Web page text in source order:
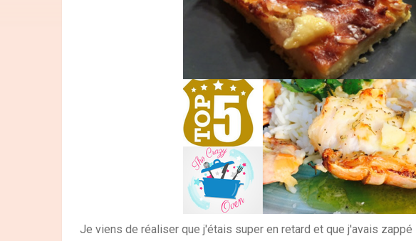
Je viens de réaliser que j'étais super en retard et que j'avais zappé